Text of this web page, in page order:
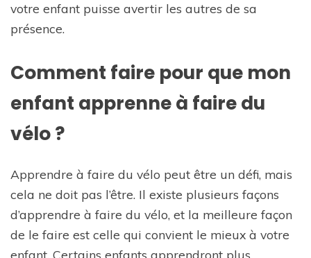
votre enfant puisse avertir les autres de sa
présence.
Comment faire pour que mon
enfant apprenne à faire du
vélo ?
Apprendre à faire du vélo peut être un défi, mais
cela ne doit pas l’être. Il existe plusieurs façons
d’apprendre à faire du vélo, et la meilleure façon
de le faire est celle qui convient le mieux à votre
enfant. Certains enfants apprendront plus